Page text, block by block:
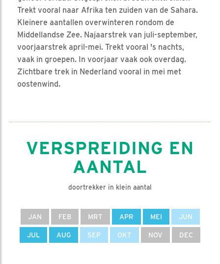
Trekt vooral naar Afrika ten zuiden van de Sahara.
Kleinere aantallen overwinteren rondom de
Middellandse Zee. Najaarstrek van juli-september,
voorjaarstrek april-mei. Trekt vooral 's nachts,
vaak in groepen. In voorjaar vaak ook overdag.
Zichtbare trek in Nederland vooral in mei met
oostenwind.
VERSPREIDING EN
AANTAL
doortrekker in klein aantal
JAN FEB MRT APR MEI JUN
JUL AUG SEP OKT NOV DEC